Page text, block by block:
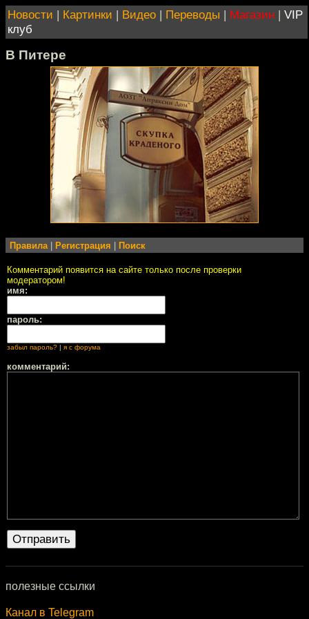
Новости | Картинки | Видео | Переводы | Магазин | VIP
клуб
В Питере
Правила Регистрация Поиск
Комментарий появится на сайте только после проверки
модератором!
имя:
пароль:
забыл пароль? | я с форума
комментарий:
полезные ссылки
Канал в Telegram